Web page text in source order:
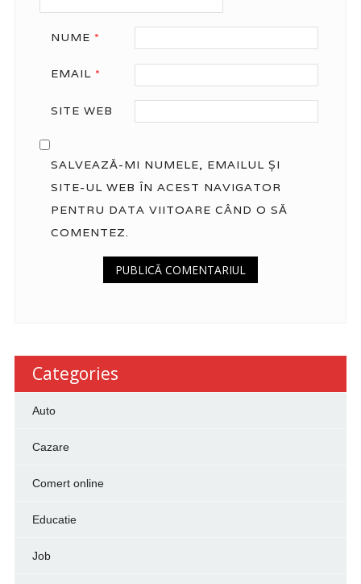
NUME *
EMAIL *
SITE WEB
SALVEAZĂ-MI NUMELE, EMAILUL ȘI
SITE-UL WEB ÎN ACEST NAVIGATOR
PENTRU DATA VIITOARE CÂND O SĂ
COMENTEZ.
Categories
Auto
Cazare
Comert online
Educatie
Job